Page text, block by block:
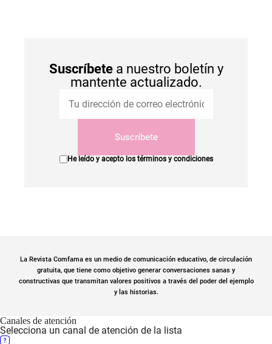
Suscríbetea nuestro boletín y
mantente actualizado.
Suscríbete
He leído y acepto los términos y condiciones
La Revista Comfama es un medio de comunicación educativo, de circulación
gratuita, que tiene como objetivo generar conversaciones sanas y
constructivas que transmitan valores positivos a través del poder del ejemplo
y las historias.
Canales de atención
Selecciona un canal de atención de la lista